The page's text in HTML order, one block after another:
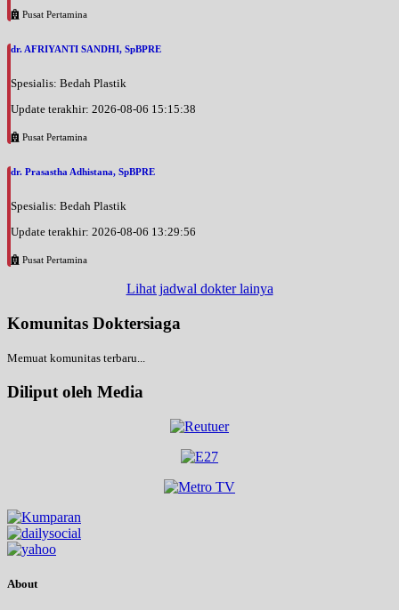
Sabtu, 05/09/2026
Pusat Pertamina
dr. AFRIYANTI SANDHI, SpBPRE
Spesialis: Bedah Plastik
Update terakhir: 2026-08-06 15:15:38
Pusat Pertamina
dr. Prasastha Adhistana, SpBPRE
Spesialis: Bedah Plastik
Update terakhir: 2026-08-06 13:29:56
Pusat Pertamina
Lihat jadwal dokter lainya
Komunitas Doktersiaga
Memuat komunitas terbaru...
Diliput oleh Media
About